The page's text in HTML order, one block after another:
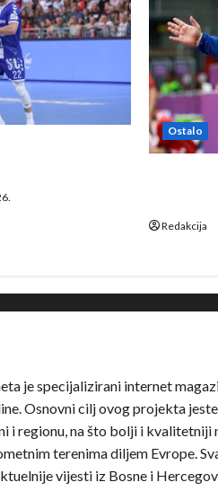
Ostalo
Redakcija
je specijalizirani internet
Osnovni cilj ovog projekta
i regionu, na što bolji i kvalitetniji
terenima diljem Evrope.
vijesti iz Bosne i